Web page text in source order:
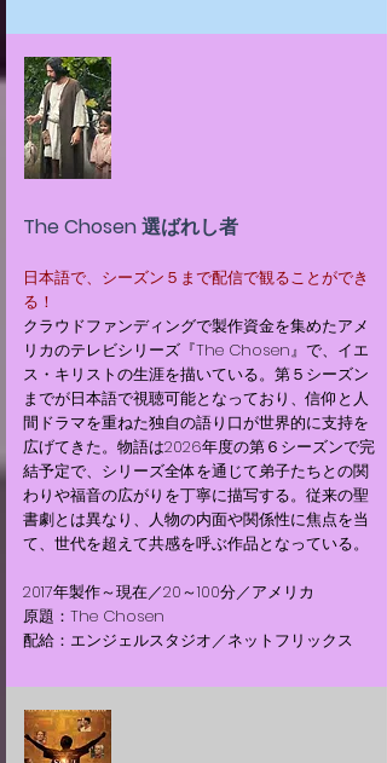
The Chosen 選ばれし者
日本語で、シーズン５まで配信で観ることができ
る！
クラウドファンディングで製作資金を集めたアメ
リカのテレビシリーズ『The Chosen』で、イエ
ス・キリストの生涯を描いている。第５シーズン
までが日本語で視聴可能となっており、信仰と人
間ドラマを重ねた独自の語り口が世界的に支持を
広げてきた。物語は2026年度の第６シーズンで完
結予定で、シリーズ全体を通じて弟子たちとの関
わりや福音の広がりを丁寧に描写する。従来の聖
書劇とは異なり、人物の内面や関係性に焦点を当
て、世代を超えて共感を呼ぶ作品となっている。
2017年製作～現在／20～100分／アメリカ
原題：The Chosen
配給：エンジェルスタジオ／ネットフリックス